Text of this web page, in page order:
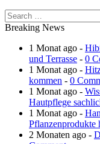
Breaking News
1 Monat ago -
und Terrasse - 0
1 Monat ago -
kommen - 0
1 Monat ago -
Hautpflege
1 Monat ago -
Pflanzenprodukte
2 Monaten ago -